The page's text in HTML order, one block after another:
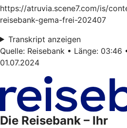
https://atruvia.scene7.com/is/
reisebank-gema-frei-202407
Transkript anzeigen
Quelle: Reisebank • Länge:
01.07.2024
Die Reisebank – Ihr